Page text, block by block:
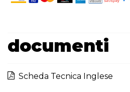
documenti
Scheda Tecnica Inglese